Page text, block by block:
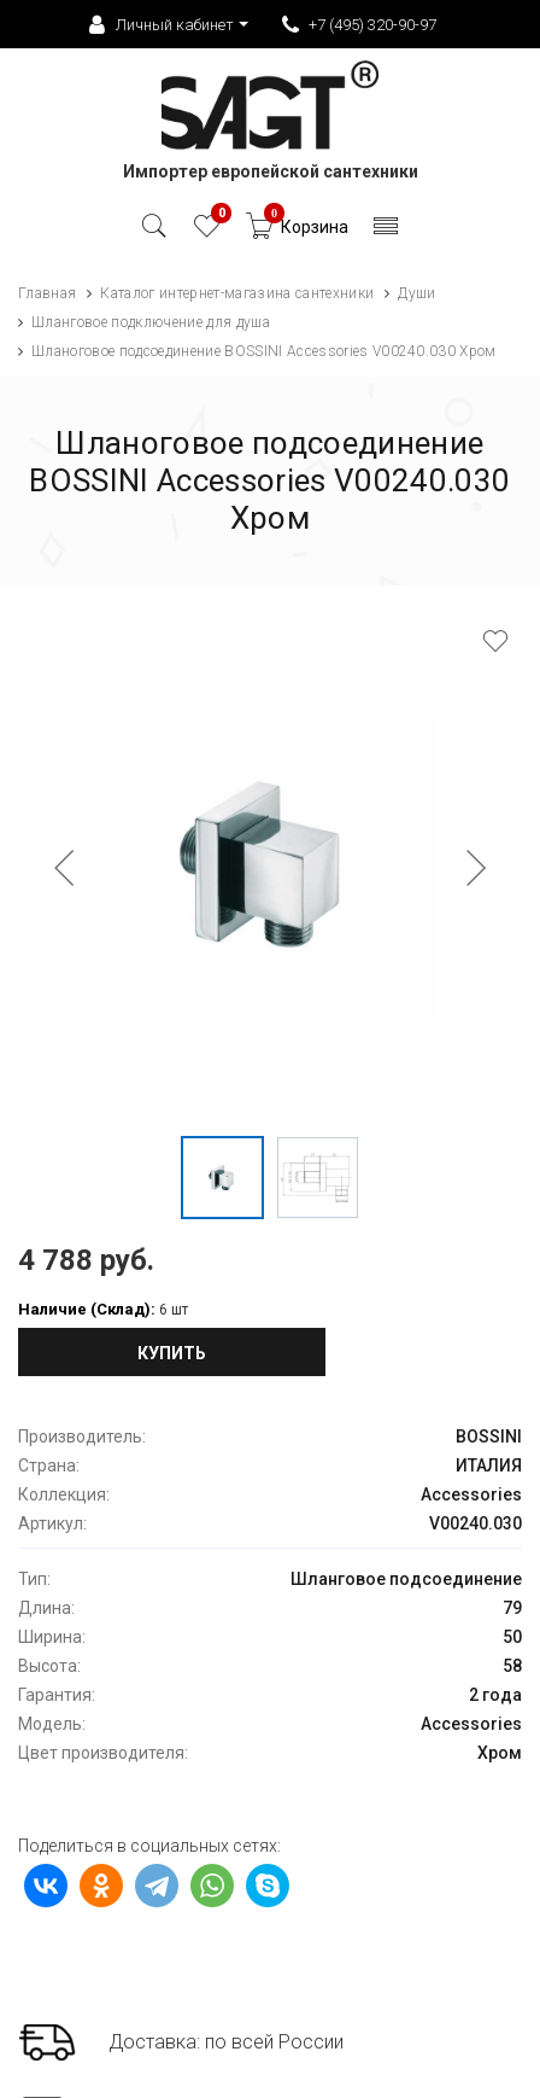
Личный кабинет +7 (495) 320-90-97
Импортер европейской сантехники
0 0
Корзина
Главная Каталог интернет-магазина сантехники
Души
Шланговое подключение для душа
Шланоговое подсоединение BOSSINI Accessories V00240.030 Хром
Шланоговое подсоединение
BOSSINI Accessories V00240.030
Хром
4 788 руб.
Наличие (Склад): 6 шт
КУПИТЬ
Производитель:
BOSSINI
Страна:
ИТАЛИЯ
Коллекция:
Accessories
Артикул:
V00240.030
Тип:
Шланговое подсоединение
Длина:
79
Ширина:
50
Высота:
58
Гарантия:
2 года
Модель:
Accessories
Цвет производителя:
Хром
Поделиться в социальных сетях:
Доставка: по всей России